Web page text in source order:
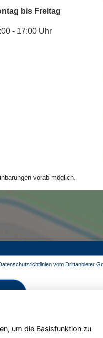
bis Freitag
- 17:00 Uhr
vorab möglich.
vom Drittanbieter
um die Basisfunktion zu